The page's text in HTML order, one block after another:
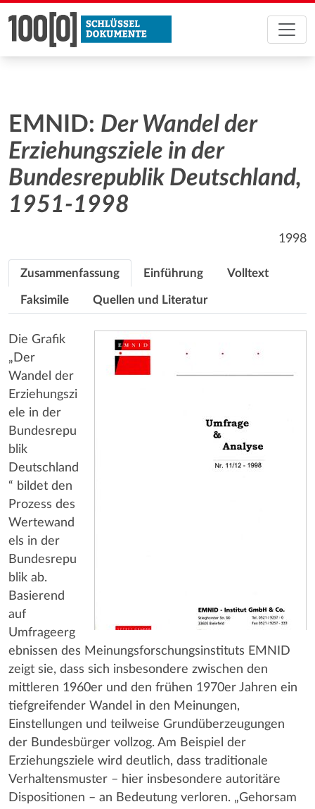
EMNID: Der Wandel der
Erziehungsziele in der
Bundesrepublik Deutschland,
1951-1998
1998
Zusammenfassung Einführung Volltext
Faksimile Quellen und Literatur
Die Grafik
„Der
Wandel der
Erziehungszi
ele in der
Bundesrepu
blik
Deutschland
“ bildet den
Prozess des
Wertewand
els in der
Bundesrepu
blik ab.
Basierend
auf
Umfrageerg
ebnissen des Meinungsforschungsinstituts EMNID
zeigt sie, dass sich insbesondere zwischen den
mittleren 1960er und den frühen 1970er Jahren ein
tiefgreifender Wandel in den Meinungen,
Einstellungen und teilweise Grundüberzeugungen
der Bundesbürger vollzog. Am Beispiel der
Erziehungsziele wird deutlich, dass traditionale
Verhaltensmuster – hier insbesondere autoritäre
Dispositionen – an Bedeutung verloren. „Gehorsam